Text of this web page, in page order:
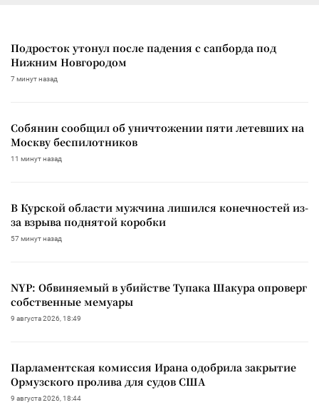
Подросток утонул после падения с сапборда под
Нижним Новгородом
7 минут назад
Собянин сообщил об уничтожении пяти летевших на
Москву беспилотников
11 минут назад
В Курской области мужчина лишился конечностей из-
за взрыва поднятой коробки
57 минут назад
NYP: Обвиняемый в убийстве Тупака Шакура опроверг
собственные мемуары
9 августа 2026, 18:49
Парламентская комиссия Ирана одобрила закрытие
Ормузского пролива для судов США
9 августа 2026, 18:44